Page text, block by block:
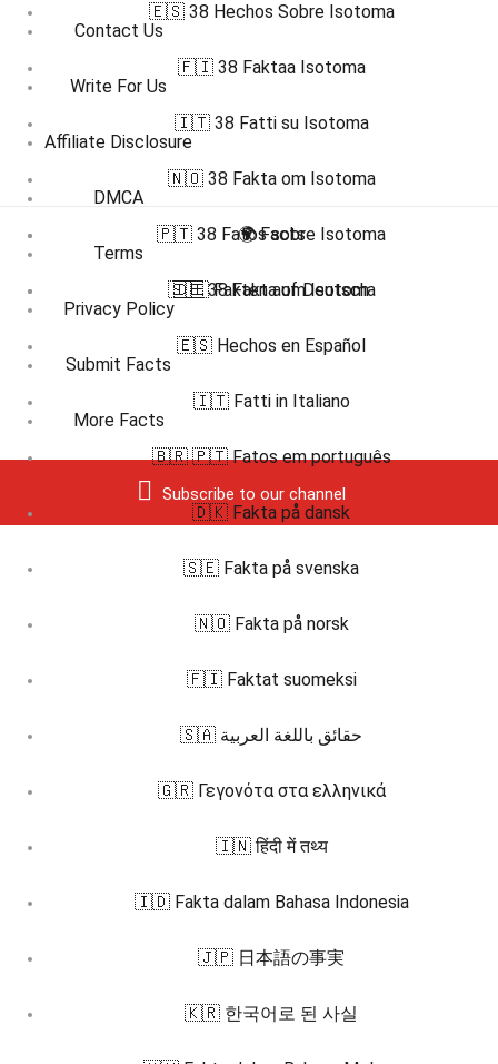
Contact Us
Write For Us
Affiliate Disclosure
DMCA
Terms
Privacy Policy
Submit Facts
More Facts
Subscribe to our channel
🇪🇸 38 Hechos Sobre Isotoma
🇫🇮 38 Faktaa Isotoma
🇮🇹 38 Fatti su Isotoma
🇳🇴 38 Fakta om Isotoma
🇵🇹 38 Fatos sobre Isotoma
🇸🇪 38 Fakta om Isotoma
🌍 Facts
🇩🇪 Fakten auf Deutsch
🇪🇸 Hechos en Español
🇮🇹 Fatti in Italiano
🇧🇷 🇵🇹 Fatos em português
🇩🇰 Fakta på dansk
🇸🇪 Fakta på svenska
🇳🇴 Fakta på norsk
🇫🇮 Faktat suomeksi
🇸🇦 حقائق باللغة العربية
🇬🇷 Γεγονότα στα ελληνικά
🇮🇳 हिंदी में तथ्य
🇮🇩 Fakta dalam Bahasa Indonesia
🇯🇵 日本語の事実
🇰🇷 한국어로 된 사실